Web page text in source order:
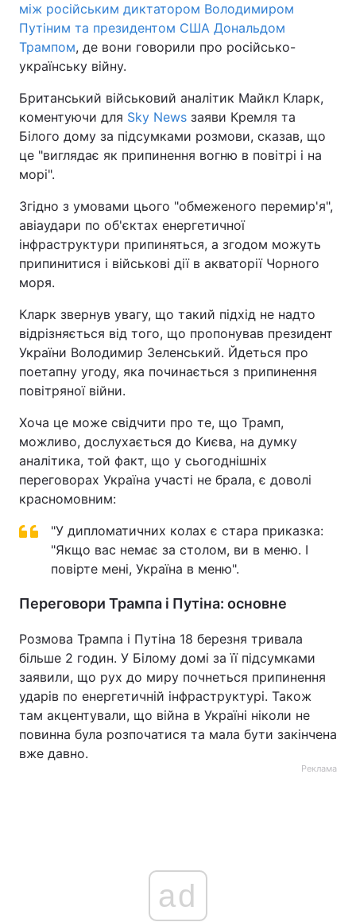
між російським диктатором Володимиром
Путіним та президентом США Дональдом
Трампом, де вони говорили про російсько-
українську війну.
Британський військовий аналітик Майкл Кларк,
коментуючи для Sky News заяви Кремля та
Білого дому за підсумками розмови, сказав, що
це "виглядає як припинення вогню в повітрі і на
морі".
Згідно з умовами цього "обмеженого перемир'я",
авіаудари по об'єктах енергетичної
інфраструктури припиняться, а згодом можуть
припинитися і військові дії в акваторії Чорного
моря.
Кларк звернув увагу, що такий підхід не надто
відрізняється від того, що пропонував президент
України Володимир Зеленський. Йдеться про
поетапну угоду, яка починається з припинення
повітряної війни.
Хоча це може свідчити про те, що Трамп,
можливо, дослухається до Києва, на думку
аналітика, той факт, що у сьогоднішніх
переговорах Україна участі не брала, є доволі
красномовним:
"У дипломатичних колах є стара приказка:
"Якщо вас немає за столом, ви в меню. І
повірте мені, Україна в меню".
Переговори Трампа і Путіна: основне
Розмова Трампа і Путіна 18 березня тривала
більше 2 годин. У Білому домі за її підсумками
заявили, що рух до миру почнеться припинення
ударів по енергетичній інфраструктурі. Також
там акцентували, що війна в Україні ніколи не
повинна була розпочатися та мала бути закінчена
вже давно.
Реклама
ad